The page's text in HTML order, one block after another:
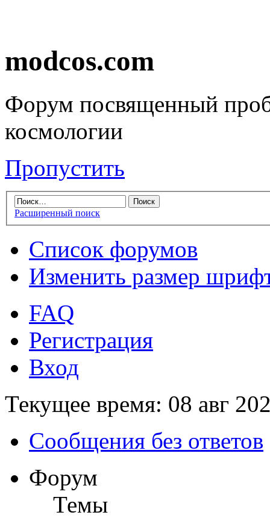
modcos.com
Форум посвященный
космологии
Пропустить
Расширенный поиск
Список форумов
Изменить размер
FAQ
Регистрация
Вход
Текущее время: 08 авг
Сообщения без ответов
Форум
Темы